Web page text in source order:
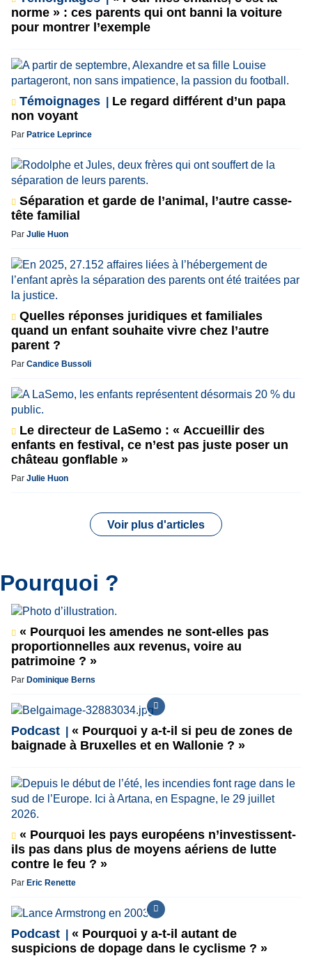
norme » : ces parents qui ont banni la voiture
pour montrer l’exemple
Témoignages
Le regard différent d’un papa
non voyant
Par Patrice Leprince
Séparation et garde de l’animal, l’autre casse-
tête familial
Par Julie Huon
Quelles réponses juridiques et familiales
quand un enfant souhaite vivre chez l’autre
parent ?
Par Candice Bussoli
Le directeur de LaSemo : « Accueillir des
enfants en festival, ce n’est pas juste poser un
château gonflable »
Par Julie Huon
Voir plus d'articles
Pourquoi ?
« Pourquoi les amendes ne sont-elles pas
proportionnelles aux revenus, voire au
patrimoine ? »
Par Dominique Berns
Podcast
« Pourquoi y a-t-il si peu de zones de
baignade à Bruxelles et en Wallonie ? »
« Pourquoi les pays européens n’investissent-
ils pas dans plus de moyens aériens de lutte
contre le feu ? »
Par Eric Renette
Podcast
« Pourquoi y a-t-il autant de
suspicions de dopage dans le cyclisme ? »